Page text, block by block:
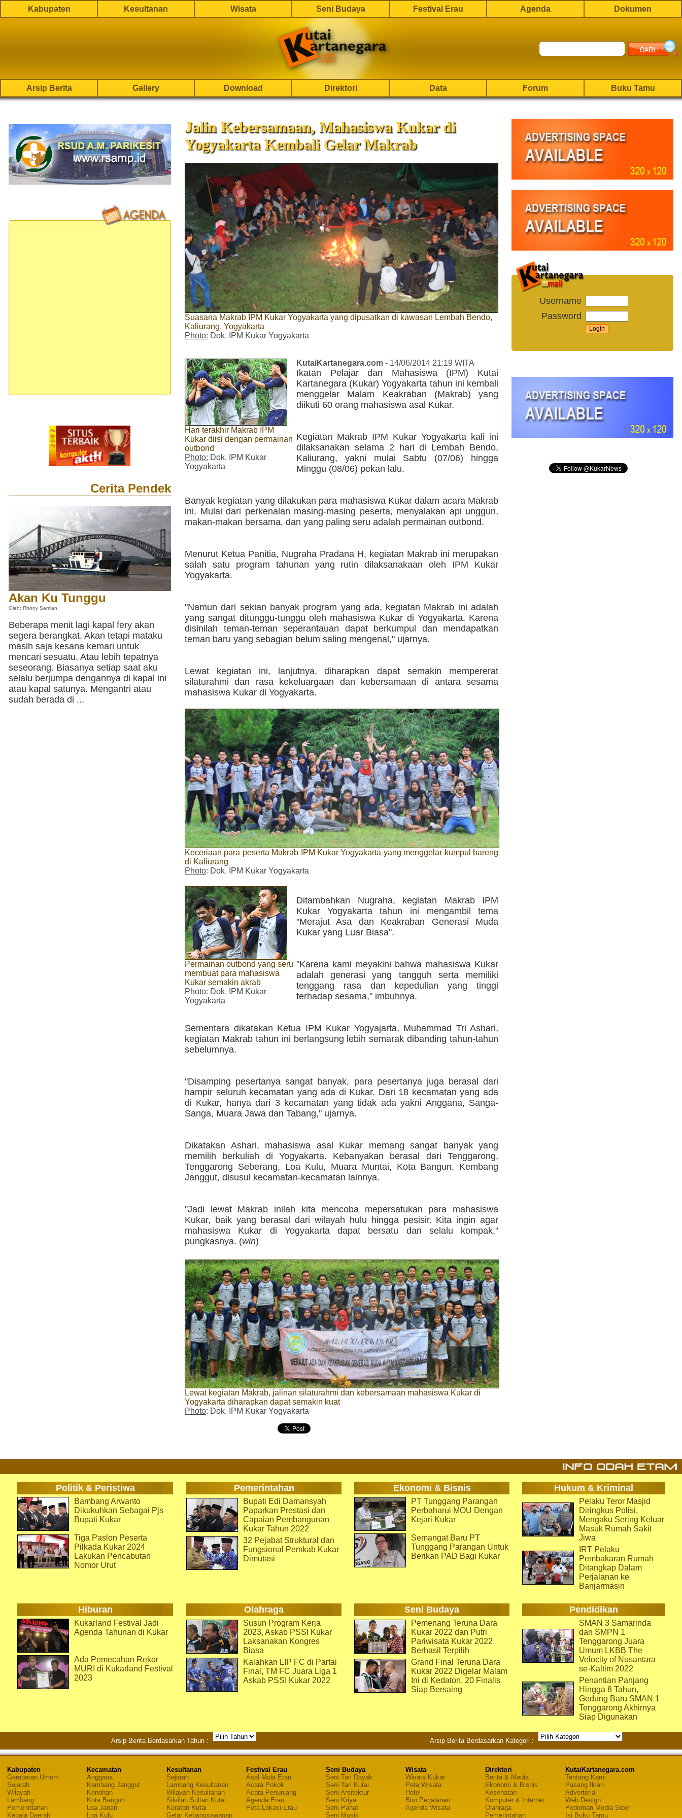
Kabupaten Kesultanan Wisata Seni Budaya Festival Erau Agenda Dokumen
Arsip Berita Gallery Download Direktori Data Forum Buku Tamu
Cerita Pendek
Akan Ku Tunggu
Oleh: Rhony Samlan
Beberapa menit lagi kapal fery akan
segera berangkat. Akan tetapi mataku
masih saja kesana kemari untuk
mencari sesuatu. Atau lebih tepatnya
seseorang. Biasanya setiap saat aku
selalu berjumpa dengannya di kapal ini
atau kapal satunya. Mengantri atau
sudah berada di ...
Jalin Kebersamaan, Mahasiswa Kukar di
Yogyakarta Kembali Gelar Makrab
Suasana Makrab IPM Kukar Yogyakarta yang dipusatkan di kawasan Lembah Bendo,
Kaliurang, Yogyakarta
Photo: Dok. IPM Kukar Yogyakarta
Hari terakhir Makrab IPM
Kukar diisi dengan permainan
outbond
Photo: Dok. IPM Kukar
Yogyakarta
KutaiKartanegara.com - 14/06/2014 21:19 WITA
Ikatan Pelajar dan Mahasiswa (IPM) Kutai
Kartanegara (Kukar) Yogyakarta tahun ini kembali
menggelar Malam Keakraban (Makrab) yang
diikuti 60 orang mahasiswa asal Kukar.
Kegiatan Makrab IPM Kukar Yogyakarta kali ini
dilaksanakan selama 2 hari di Lembah Bendo,
Kaliurang, yakni mulai Sabtu (07/06) hingga
Minggu (08/06) pekan lalu.
Banyak kegiatan yang dilakukan para mahasiswa Kukar dalam acara Makrab
ini. Mulai dari perkenalan masing-masing peserta, menyalakan api unggun,
makan-makan bersama, dan yang paling seru adalah permainan outbond.
Menurut Ketua Panitia, Nugraha Pradana H, kegiatan Makrab ini merupakan
salah satu program tahunan yang rutin dilaksanakaan oleh IPM Kukar
Yogyakarta.
"Namun dari sekian banyak program yang ada, kegiatan Makrab ini adalah
yang sangat ditunggu-tunggu oleh mahasiswa Kukar di Yogyakarta. Karena
disinilah teman-teman seperantauan dapat berkumpul dan mendapatkan
teman baru yang sebagian belum saling mengenal," ujarnya.
Lewat kegiatan ini, lanjutnya, diharapkan dapat semakin mempererat
silaturahmi dan rasa kekeluargaan dan kebersamaan di antara sesama
mahasiswa Kukar di Yogyakarta.
Keceriaan para peserta Makrab IPM Kukar Yogyakarta yang menggelar kumpul bareng
di Kaliurang
Photo: Dok. IPM Kukar Yogyakarta
Permainan outbond yang seru
membuat para mahasiswa
Kukar semakin akrab
Photo: Dok. IPM Kukar
Yogyakarta
Ditambahkan Nugraha, kegiatan Makrab IPM
Kukar Yogyakarta tahun ini mengambil tema
"Merajut Asa dan Keakraban Generasi Muda
Kukar yang Luar Biasa".
"Karena kami meyakini bahwa mahasiswa Kukar
adalah generasi yang tangguh serta memiliki
tenggang rasa dan kepedulian yang tinggi
terhadap sesama," imbuhnya.
Sementara dikatakan Ketua IPM Kukar Yogyajarta, Muhammad Tri Ashari,
kegiatan Makrab tahun ini berlangsung lebih semarak dibanding tahun-tahun
sebelumnya.
"Disamping pesertanya sangat banyak, para pesertanya juga berasal dari
hampir seluruh kecamatan yang ada di Kukar. Dari 18 kecamatan yang ada
di Kukar, hanya dari 3 kecamatan yang tidak ada yakni Anggana, Sanga-
Sanga, Muara Jawa dan Tabang," ujarnya.
Dikatakan Ashari, mahasiswa asal Kukar memang sangat banyak yang
memilih berkuliah di Yogyakarta. Kebanyakan berasal dari Tenggarong,
Tenggarong Seberang, Loa Kulu, Muara Muntai, Kota Bangun, Kembang
Janggut, disusul kecamatan-kecamatan lainnya.
"Jadi lewat Makrab inilah kita mencoba mepersatukan para mahasiswa
Kukar, baik yang berasal dari wilayah hulu hingga pesisir. Kita ingin agar
mahasiswa Kukar di Yogyakarta dapat bersatu dan selalu kompak,"
pungkasnya. (win)
Lewat kegiatan Makrab, jalinan silaturahmi dan kebersamaan mahasiswa Kukar di
Yogyakarta diharapkan dapat semakin kuat
Photo: Dok. IPM Kukar Yogyakarta
Username
Password
Politik & Peristiwa Pemerintahan Ekonomi & Bisnis Hukum & Kriminal
Bambang Arwanto
Dikukuhkan Sebagai Pjs
Bupati Kukar
Tiga Paslon Peserta
Pilkada Kukar 2024
Lakukan Pencabutan
Nomor Urut
Bupati Edi Damansyah
Paparkan Prestasi dan
Capaian Pembangunan
Kukar Tahun 2022
32 Pejabat Struktural dan
Fungsional Pemkab Kukar
Dimutasi
PT Tunggang Parangan
Perbaharui MOU Dengan
Kejari Kukar
Semangat Baru PT
Tunggang Parangan Untuk
Berikan PAD Bagi Kukar
Pelaku Teror Masjid
Diringkus Polisi,
Mengaku Sering Keluar
Masuk Rumah Sakit
Jiwa
IRT Pelaku
Pembakaran Rumah
Ditangkap Dalam
Perjalanan ke
Banjarmasin
Hiburan Olahraga Seni Budaya Pendidikan
Kukarland Festival Jadi
Agenda Tahunan di Kukar
Ada Pemecahan Rekor
MURI di Kukarland Festival
2023
Susun Program Kerja
2023, Askab PSSI Kukar
Laksanakan Kongres
Biasa
Kalahkan LIP FC di Partai
Final, TM FC Juara Liga 1
Askab PSSI Kukar 2022
Pemenang Teruna Dara
Kukar 2022 dan Putri
Pariwisata Kukar 2022
Berhasil Terpilih
Grand Final Teruna Dara
Kukar 2022 Digelar Malam
Ini di Kedaton, 20 Finalis
Siap Bersaing
SMAN 3 Samarinda
dan SMPN 1
Tenggarong Juara
Umum LKBB The
Velocity of Nusantara
se-Kaltim 2022
Penantian Panjang
Hingga 8 Tahun,
Gedung Baru SMAN 1
Tenggarong Akhirnya
Siap Digunakan
Arsip Berita Berdasarkan Tahun : Arsip Berita Berdasarkan Kategori :
Kabupaten
Gambaran Umum
Sejarah
Wilayah
Lambang
Pemerintahan
Kepala Daerah
Kecamatan
Anggana
Kembang Janggut
Kenohan
Kota Bangun
Loa Janan
Loa Kulu
Kesultanan
Sejarah
Lambang Kesultanan
Wilayah Kesultanan
Silsilah Sultan Kutai
Keraton Kutai
Gelar Kebangsawanan
Festival Erau
Asal Mula Erau
Acara Pokok
Acara Penunjang
Agenda Erau
Peta Lokasi Erau
Seni Budaya
Seni Tari Dayak
Seni Tari Kutai
Seni Arsitektur
Seni Kriya
Seni Pahat
Seni Musik
Wisata
Wisata Kukar
Peta Wisata
Hotel
Biro Perjalanan
Agenda Wisata
Direktori
Berita & Media
Ekonomi & Bisnis
Kesehatan
Komputer & Internet
Olahraga
Pemerintahan
KutaiKartanegara.com
Tentang Kami
Pasang Iklan
Advertorial
Web Design
Pedoman Media Siber
Isi Buku Tamu